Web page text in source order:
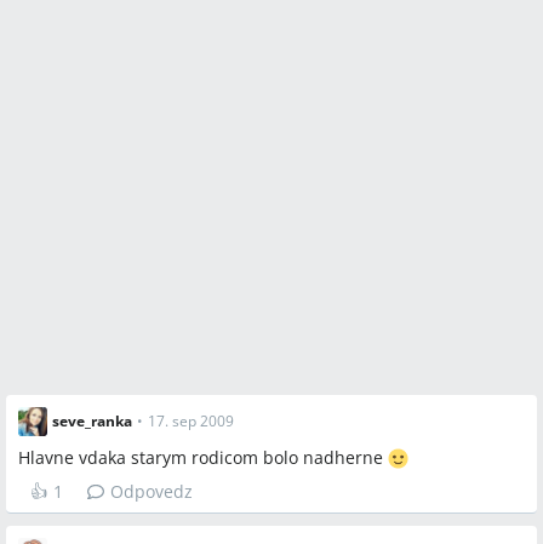
seve_ranka • 17. sep 2009
Hlavne vdaka starym rodicom bolo nadherne
👍 1 Odpovedz